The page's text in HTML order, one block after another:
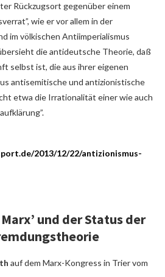
Rückzugsort gegenüber einem
wie er vor allem in der
im völkischen Antiimperialismus
die antideutsche Theorie, daß
selbst ist, die aus ihrer eigenen
antisemitische und antizionistische
etwa die Irrationalität einer wie auch
2013/12/22/antizionismus-
und der Status der
auf dem Marx-Kongress in Trier vom